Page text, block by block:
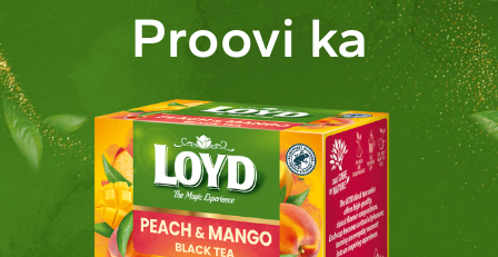
Proovi ka